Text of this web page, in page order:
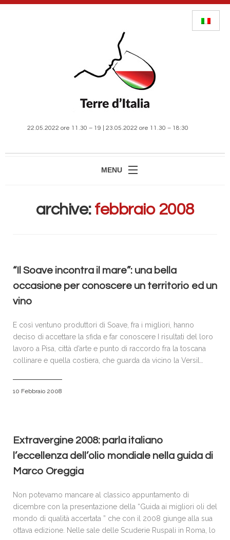
22.05.2022 ore 11.30 – 19 | 23.05.2022 ore 11.30 – 18:30
MENU
MANIFESTAZIONE
ACCREDITI E PRENOTAZIONI
SPONSOR & PARTNERS
GALLERIA FOTOGRAFICA
NEWS
CONTATTI
POLICY
archive: febbraio 2008
“Il Soave incontra il mare”: una bella
occasione per conoscere un territorio ed un
vino
E così ventuno produttori di Soave, fra i migliori, hanno
deciso di accettare la sfida e far conoscere I risultati del loro
lavoro a Pisa, città d’arte e punto di raccordo fra la toscana
collinare e quella costiera, che guarda da vicino la Versil…
10 Febbraio 2008
Extravergine 2008: parla italiano
l’eccellenza dell’olio mondiale nella guida di
Marco Oreggia
Non potevamo mancare al classico appuntamento di
dicembre con la presentazione della “Guida ai migliori oli del
mondo di qualità accertata ” che con il 2008 giunge alla sua
ottava edizione. Nelle sale delle Scuderie Ruspali in Roma, lo